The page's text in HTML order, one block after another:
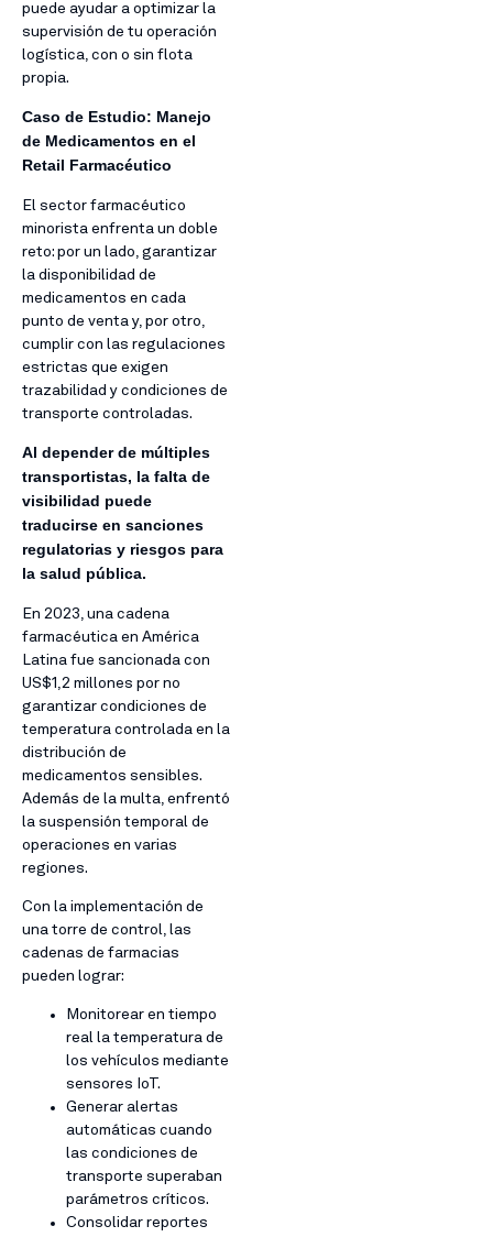
puede ayudar a optimizar la
supervisión de tu operación
logística, con o sin flota
propia.
Caso de Estudio: Manejo
de Medicamentos en el
Retail Farmacéutico
El sector farmacéutico
minorista enfrenta un doble
reto: por un lado, garantizar
la disponibilidad de
medicamentos en cada
punto de venta y, por otro,
cumplir con las regulaciones
estrictas que exigen
trazabilidad y condiciones de
transporte controladas.
Al depender de múltiples
transportistas, la falta de
visibilidad puede
traducirse en sanciones
regulatorias y riesgos para
la salud pública.
En 2023, una cadena
farmacéutica en América
Latina fue sancionada con
US$1,2 millones por no
garantizar condiciones de
temperatura controlada en la
distribución de
medicamentos sensibles.
Además de la multa, enfrentó
la suspensión temporal de
operaciones en varias
regiones.
Con la implementación de
una torre de control, las
cadenas de farmacias
pueden lograr:
Monitorear en tiempo
real la temperatura de
los vehículos mediante
sensores IoT.
Generar alertas
automáticas cuando
las condiciones de
transporte superaban
parámetros críticos.
Consolidar reportes